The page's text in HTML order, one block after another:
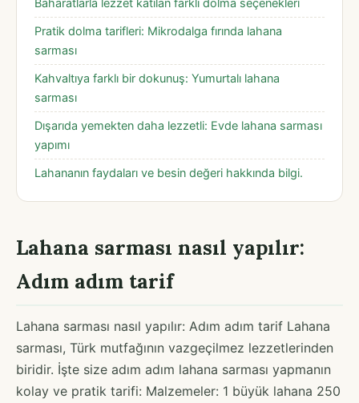
Pratik dolma tarifleri: Mikrodalga fırında lahana
sarması
Kahvaltıya farklı bir dokunuş: Yumurtalı lahana
sarması
Dışarıda yemekten daha lezzetli: Evde lahana sarması
yapımı
Lahananın faydaları ve besin değeri hakkında bilgi.
Lahana sarması nasıl yapılır:
Adım adım tarif
Lahana sarması nasıl yapılır: Adım adım tarif Lahana
sarması, Türk mutfağının vazgeçilmez lezzetlerinden
biridir. İşte size adım adım lahana sarması yapmanın
kolay ve pratik tarifi: Malzemeler: 1 büyük lahana 250